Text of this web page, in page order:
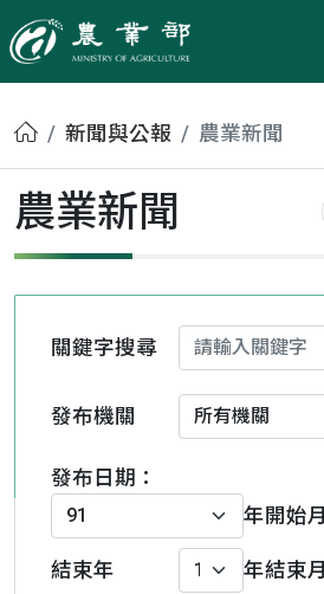
農業部
首頁新聞與公報 農業新聞
農業新聞
關鍵字搜尋
發布機關
發布日期：
年 開始月
結束年 年結束月